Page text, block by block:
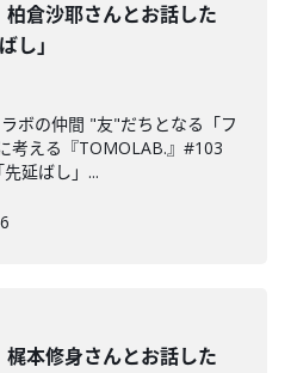
倉沙耶さんとお話した
し」
ボの仲間 "友"だちとなる「フ
考える『TOMOLAB.』#103
延ばし」...
本修身さんとお話した